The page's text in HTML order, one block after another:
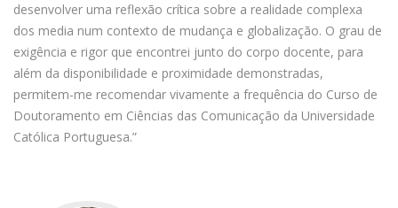
desenvolver uma reflexão crítica sobre a realidade complexa
dos media num contexto de mudança e globalização. O grau de
exigência e rigor que encontrei junto do corpo docente, para
além da disponibilidade e proximidade demonstradas,
permitem-me recomendar vivamente a frequência do Curso de
Doutoramento em Ciências das Comunicação da Universidade
Católica Portuguesa.”